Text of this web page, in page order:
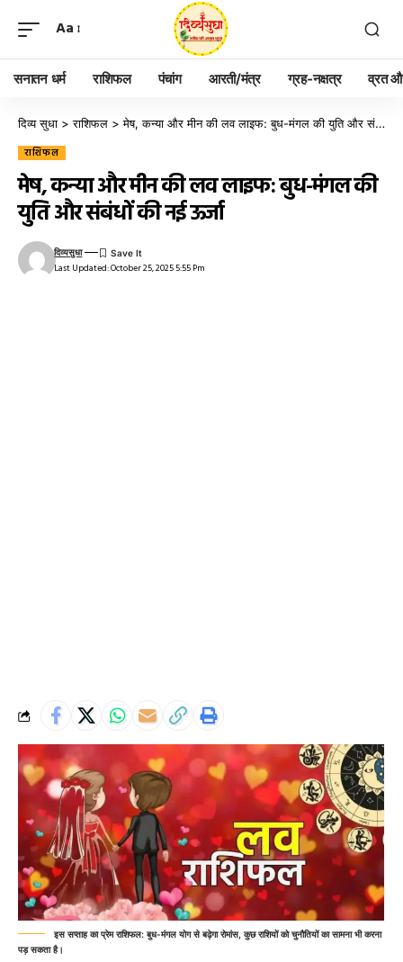
Aa
सनातन धर्म राशिफल पंचांग आरती/मंत्र ग्रह-नक्षत्र व्रत
दिव्य सुधा >राशिफल >मेष, कन्या और मीन की लव लाइफ: बुध-मंगल की युति और संबंधों की नई ऊर्जा
राशिफल
मेष, कन्या और मीन की लव लाइफ: बुध-मंगल की
युति और संबंधों की नई ऊर्जा
Last Updated: October 25, 2025 5:55 Pm
दिव्यसुधा
इस सप्ताह का प्रेम राशिफल: बुध-मंगल योग से बढ़ेगा रोमांस, कुछ राशियों को चुनौतियों का सामना भी करना
पड़ सकता है।